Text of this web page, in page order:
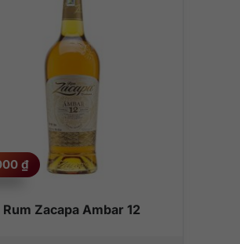
Rum Zacapa Ambar 12
₫